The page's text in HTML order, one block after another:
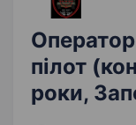
Оператор
пілот
роки,